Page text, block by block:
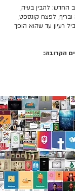
החדש: להבין בעיה,
ובריף, לפצח קונספט,
רעיון עד שהוא הופך
הקרובה: